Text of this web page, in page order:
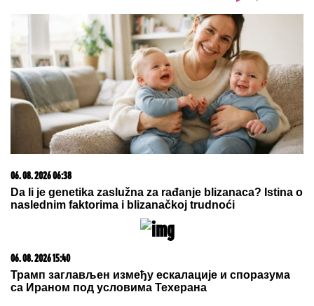
06. 08. 2026 06:38
Da li je genetika zaslužna za rađanje blizanaca? Istina o
naslednim faktorima i blizanačkoj trudnoći
06. 08. 2026 15:40
Трамп заглављен између ескалације и споразума
са Ираном под условима Техерана